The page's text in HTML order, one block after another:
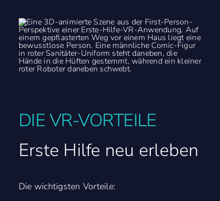
DIE VR-VORTEILE
Erste Hilfe neu erleben
Die wichtigsten Vorteile: